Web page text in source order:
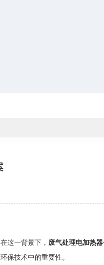
这一背景下， 废气处理电加热器
保技术中的重要性。